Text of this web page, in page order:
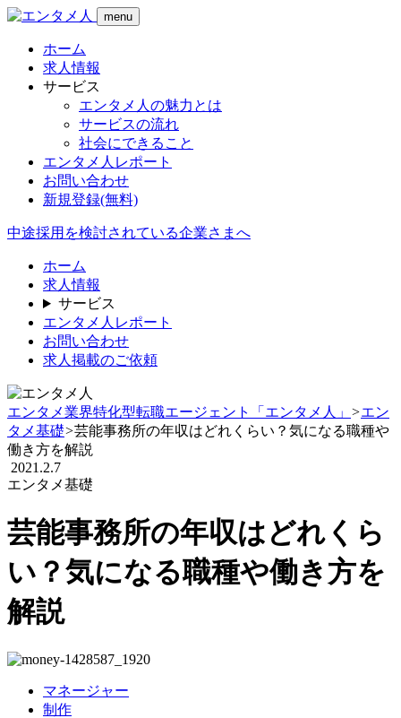
menu
ホーム
求人情報
サービス
エンタメ人の魅力とは
サービスの流れ
社会にできること
エンタメ人レポート
お問い合わせ
新規登録(無料)
中途採用を検討されている企業さまへ
ホーム
求人情報
サービス
エンタメ人レポート
お問い合わせ
求人掲載のご依頼
エンタメ業界特化型転職エージェント「エンタメ人」 >エン
タメ基礎>芸能事務所の年収はどれくらい？気になる職種や
働き方を解説
2021.2.7
エンタメ基礎
芸能事務所の年収はどれくら
い？気になる職種や働き方を
解説
マネージャー
制作